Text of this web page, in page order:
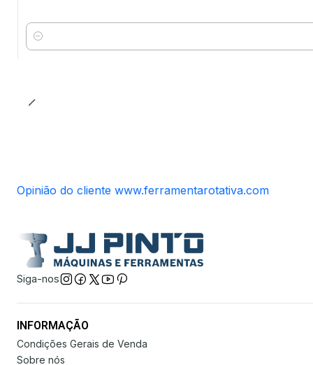
Quantidade
Opinião do cliente www.ferramentarotativa.com
Siga-nos
INFORMAÇÃO
Condições Gerais de Venda
Sobre nós